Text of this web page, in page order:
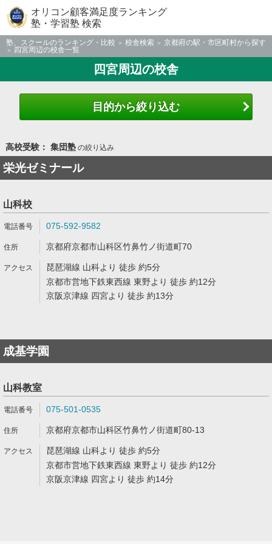
オリコン顧客満足度ランキング
塾・学習塾 検索
塾、スクールのランキング・比較 校舎検索
京都府の駅・市区町村から探す
四宮周辺の校舎一覧
四宮周辺の校舎
目的から絞り込む
高校受験： 集団塾の絞り込み
栄光ゼミナール
山科校
075-592-9582
京都府京都市山科区竹鼻竹ノ街道町70
琵琶湖線 山科より 徒歩 約5分
京都市営地下鉄東西線 東野より 徒歩 約12分
京阪京津線 四宮より 徒歩 約13分
成基学園
山科教室
075-501-0535
京都府京都市山科区竹鼻竹ノ街道町80-13
琵琶湖線 山科より 徒歩 約5分
京都市営地下鉄東西線 東野より 徒歩 約12分
京阪京津線 四宮より 徒歩 約14分